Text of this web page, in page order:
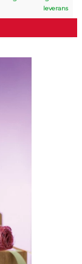
leverans